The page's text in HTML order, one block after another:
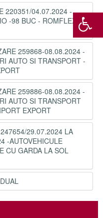
220351/04.07.2024 -
-98 BUC - ROMFLEX
259868-08.08.2024 -
AUTO SI TRANSPORT -
259886-08.08.2024 -
AUTO SI TRANSPORT
EXPORT
29.07.2024 LA
-AUTOVEHICULE
CU GARDA LA SOL